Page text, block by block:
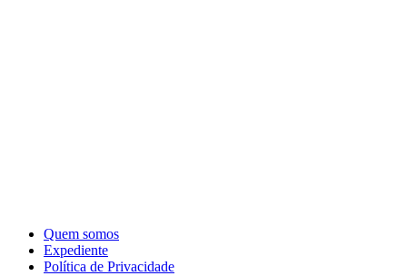
Quem somos
Expediente
Política de Privacidade